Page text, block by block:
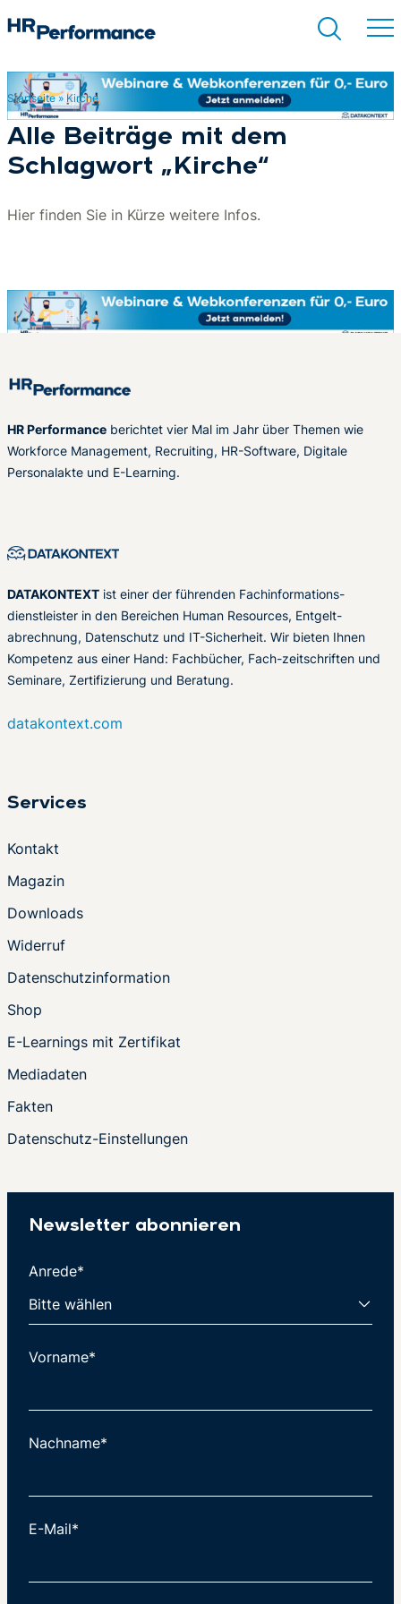
Suchen
Startseite» Kirche
Alle Beiträge mit dem
Schlagwort „Kirche“
Hier finden Sie in Kürze weitere Infos.
HR Performance berichtet vier Mal im Jahr über Themen wie
Workforce Management, Recruiting, HR-Software, Digitale
Personalakte und E-Learning.
DATAKONTEXT ist einer der führenden Fachinformations-
dienstleister in den Bereichen Human Resources, Entgelt-
abrechnung, Datenschutz und IT-Sicherheit. Wir bieten Ihnen
Kompetenz aus einer Hand: Fachbücher, Fach-zeitschriften und
Seminare, Zertifizierung und Beratung.
datakontext.com
Services
Kontakt
Magazin
Downloads
Widerruf
Datenschutzinformation
Shop
E-Learnings mit Zertifikat
Mediadaten
Fakten
Datenschutz-Einstellungen
Newsletter abonnieren
Anrede*
Vorname*
Nachname*
E-Mail*